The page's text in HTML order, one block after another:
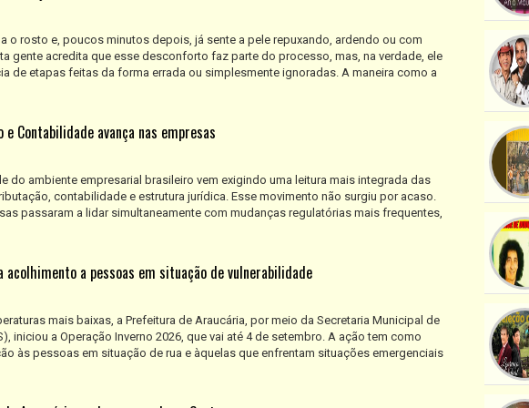
o rosto e, poucos minutos depois, já sente a pele repuxando, ardendo ou com
gente acredita que esse desconforto faz parte do processo, mas, na verdade, ele
de etapas feitas da forma errada ou simplesmente ignoradas. A maneira como a
Contabilidade avança nas empresas
do ambiente empresarial brasileiro vem exigindo uma leitura mais integrada das
contabilidade e estrutura jurídica. Esse movimento não surgiu por acaso.
passaram a lidar simultaneamente com mudanças regulatórias mais frequentes,
acolhimento a pessoas em situação de vulnerabilidade
mais baixas, a Prefeitura de Araucária, por meio da Secretaria Municipal de
iniciou a Operação Inverno 2026, que vai até 4 de setembro. A ação tem como
às pessoas em situação de rua e àquelas que enfrentam situações emergenciais